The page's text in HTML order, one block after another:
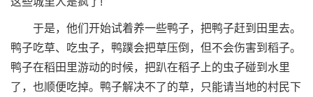
于是，他们开始试着养一些鸭子，把鸭子赶到田里去。
鸭子吃草、吃虫子，鸭蹼会把草压倒，但不会伤害到稻子。
鸭子在稻田里游动的时候，把趴在稻子上的虫子碰到水里
了，也顺便吃掉。鸭子解决不了的草，只能请当地的村民下